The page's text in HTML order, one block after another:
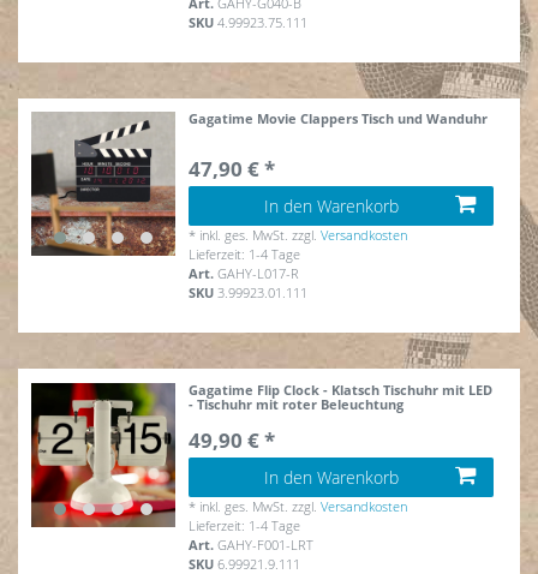
SKU4.99923.75.111
Gagatime Movie Clappers Tisch und Wanduhr
47,90 € *
In den Warenkorb
* inkl. ges. MwSt. zzgl.Versandkosten
Lieferzeit: 1-4 Tage
Art.GAHY-L017-R
SKU3.99923.01.111
Gagatime Flip Clock - Klatsch Tischuhr mit LED
- Tischuhr mit roter Beleuchtung
49,90 € *
In den Warenkorb
* inkl. ges. MwSt. zzgl.Versandkosten
Lieferzeit: 1-4 Tage
Art.GAHY-F001-LRT
SKU6.99921.9.111